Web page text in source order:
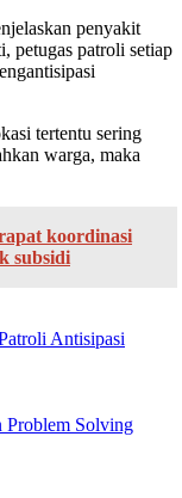
penyakit
petugas patroli setiap
tertentu sering
warga, maka
koordinasi
subsidi
Antisipasi
Problem Solving